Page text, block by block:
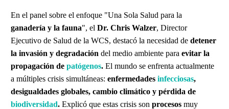
En el panel sobre el enfoque "Una Sola Salud para la
ganadería y la fauna", el Dr. Chris Walzer, Director
Ejecutivo de Salud de la WCS, destacó la necesidad de detener
la invasión y degradación del medio ambiente para evitar la
propagación de patógenos. El mundo se enfrenta actualmente
a múltiples crisis simultáneas: enfermedades infecciosas,
desigualdades globales, cambio climático y pérdida de
biodiversidad. Explicó que estas crisis son procesos muy